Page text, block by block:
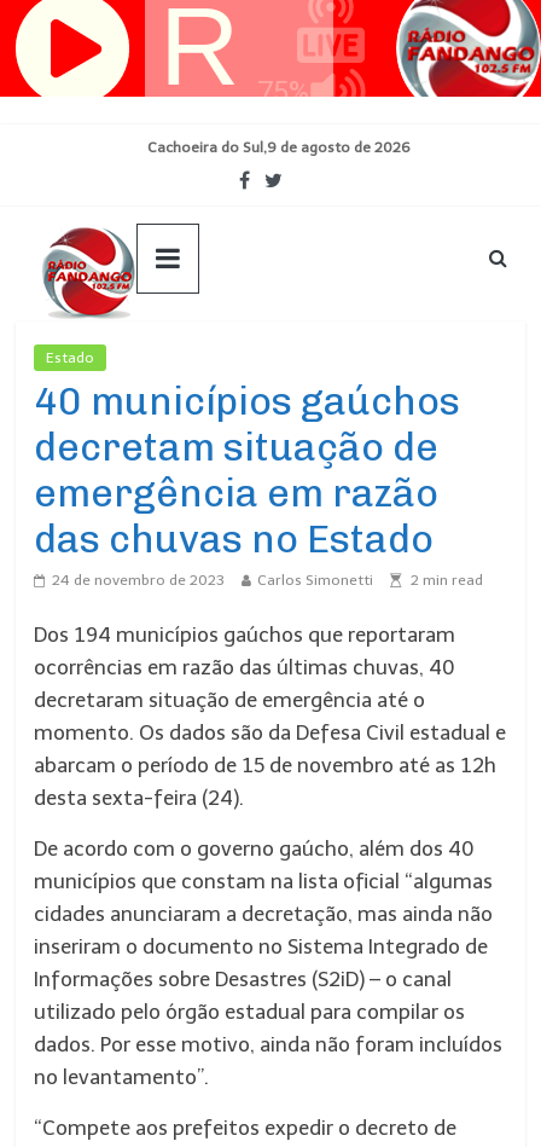
Pular
para
Cachoeira do Sul,9 de agosto de 2026
Estado
40 municípios gaúchos
decretam situação de
emergência em razão
das chuvas no Estado
24 de novembro de 2023 Carlos Simonetti 2 min read
Dos 194 municípios gaúchos que reportaram
ocorrências em razão das últimas chuvas, 40
decretaram situação de emergência até o
momento. Os dados são da Defesa Civil estadual e
abarcam o período de 15 de novembro até as 12h
desta sexta-feira (24).
De acordo com o governo gaúcho, além dos 40
municípios que constam na lista oficial “algumas
cidades anunciaram a decretação, mas ainda não
inseriram o documento no Sistema Integrado de
Informações sobre Desastres (S2iD) – o canal
utilizado pelo órgão estadual para compilar os
dados. Por esse motivo, ainda não foram incluídos
no levantamento”.
“Compete aos prefeitos expedir o decreto de